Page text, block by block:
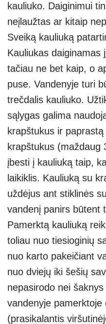
kauliuko. Daiginimui
neįlaužtas ar kitaip
Sveiką kauliuką
Kauliukas daiginamas
tačiau ne bet kaip, o
puse. Vandenyje turi
trečdalis kauliuko.
sąlygas galima
krapštukus ir
krapštukus (maždaug
įbesti į kauliuką taip,
laikiklis. Kauliuką su
uždėjus ant stiklinės
vandenį panirs būtent
Pamerktą kauliuką
toliau nuo tiesioginių
nuo karto pakeičiant
nuo dviejų iki šešių
nepasirodo nei
vandenyje pamerktoje
(prasikalantis